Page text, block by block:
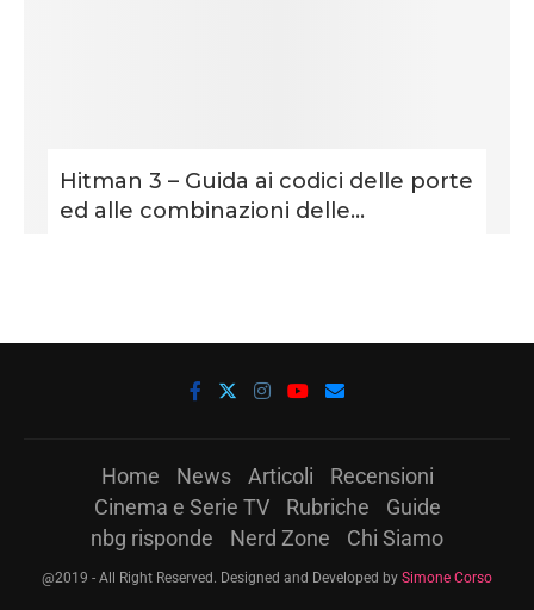
Hitman 3 – Guida ai codici delle porte
ed alle combinazioni delle...
Home News Articoli
Recensioni
Cinema e Serie TV
Rubriche
Guide
nbg risponde
Nerd Zone Chi Siamo
@2019 - All Right Reserved. Designed and Developed by Simone Corso